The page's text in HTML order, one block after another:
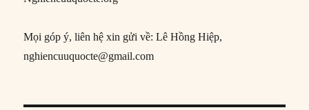
Mọi góp ý, liên hệ xin gửi về: Lê Hồng Hiệp,
nghiencuuquocte@gmail.com